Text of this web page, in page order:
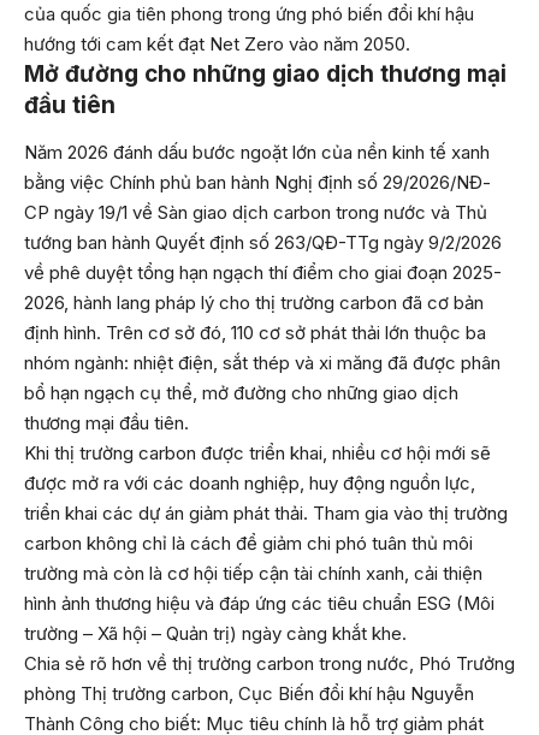
của quốc gia tiên phong trong ứng phó biến đổi khí hậu
hướng tới cam kết đạt Net Zero vào năm 2050.
Mở đường cho những giao dịch thương mại
đầu tiên
Năm 2026 đánh dấu bước ngoặt lớn của nền kinh tế xanh
bằng việc Chính phủ ban hành Nghị định số 29/2026/NĐ-
CP ngày 19/1 về Sàn giao dịch carbon trong nước và Thủ
tướng ban hành Quyết định số 263/QĐ-TTg ngày 9/2/2026
về phê duyệt tổng hạn ngạch thí điểm cho giai đoạn 2025-
2026, hành lang pháp lý cho thị trường carbon đã cơ bản
định hình. Trên cơ sở đó, 110 cơ sở phát thải lớn thuộc ba
nhóm ngành: nhiệt điện, sắt thép và xi măng đã được phân
bổ hạn ngạch cụ thể, mở đường cho những giao dịch
thương mại đầu tiên.
Khi thị trường carbon được triển khai, nhiều cơ hội mới sẽ
được mở ra với các doanh nghiệp, huy động nguồn lực,
triển khai các dự án giảm phát thải. Tham gia vào thị trường
carbon không chỉ là cách để giảm chi phó tuân thủ môi
trường mà còn là cơ hội tiếp cận tài chính xanh, cải thiện
hình ảnh thương hiệu và đáp ứng các tiêu chuẩn ESG (Môi
trường – Xã hội – Quản trị) ngày càng khắt khe.
Chia sẻ rõ hơn về thị trường carbon trong nước, Phó Trưởng
phòng Thị trường carbon, Cục Biến đổi khí hậu Nguyễn
Thành Công cho biết: Mục tiêu chính là hỗ trợ giảm phát